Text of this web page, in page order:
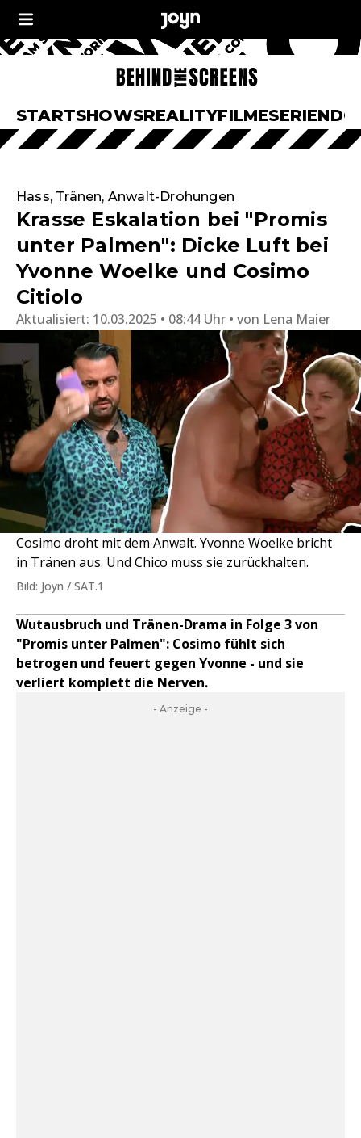
STARTSHOWSREALITYFILMESERIEN
Hass, Tränen, Anwalt-Drohungen
Krasse Eskalation bei "Promis
unter Palmen": Dicke Luft bei
Yvonne Woelke und Cosimo
Citiolo
Aktualisiert: 10.03.2025 • 08:44 Uhr von Lena Maier
Cosimo droht mit dem Anwalt. Yvonne Woelke bricht
in Tränen aus. Und Chico muss sie zurückhalten.
Bild: Joyn / SAT.1
Wutausbruch und Tränen-Drama in Folge 3 von
"Promis unter Palmen": Cosimo fühlt sich
betrogen und feuert gegen Yvonne - und sie
verliert komplett die Nerven.
- Anzeige -